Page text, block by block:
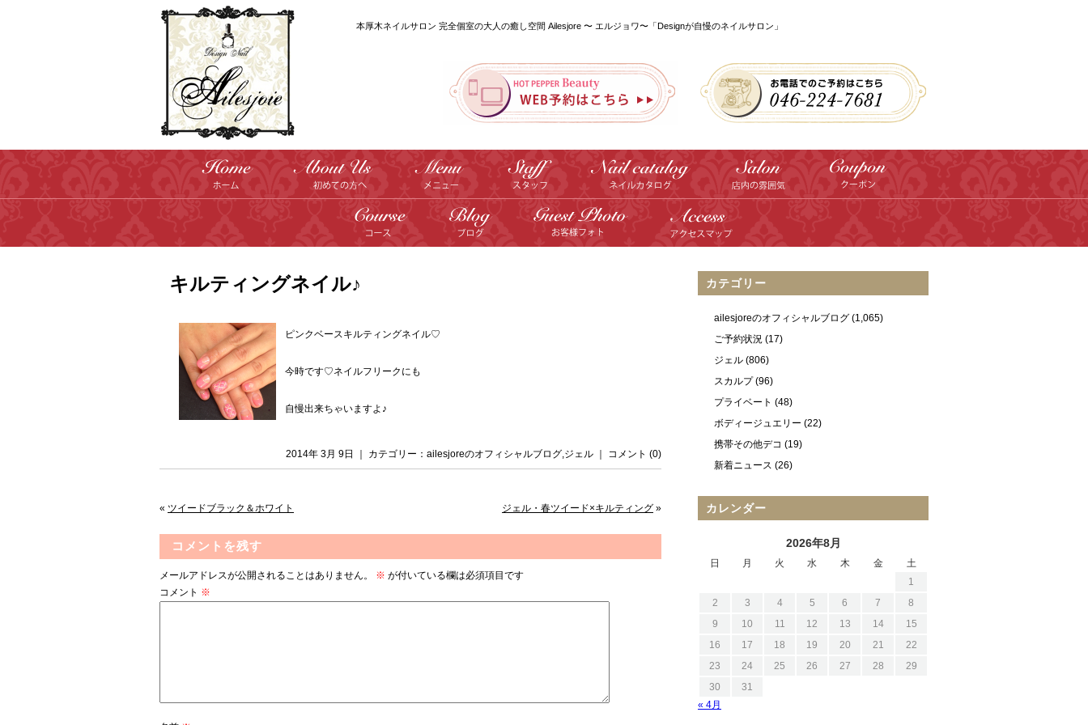
本厚木ネイルサロン 完全個室の大人の癒し空間 Ailesjore 〜 エルジョワ〜「Designが自慢のネイルサロン」
キルティングネイル♪
ピンクベースキルティングネイル♡
今時です♡ネイルフリークにも
自慢出来ちゃいますよ♪
2014年 3月 9日 ｜ カテゴリー： ailesjoreのオフィシャルブログ,ジェル コメント (0)
« ツイードブラック＆ホワイト ジェル・春ツイード×キルティング »
コメントを残す
メールアドレスが公開されることはありません。 ※ が付いている欄は必須項目です
コメント ※
カテゴリー
ailesjoreのオフィシャルブログ (1,065)
ご予約状況 (17)
ジェル (806)
スカルプ(96)
プライベート (48)
ボディージュエリー (22)
携帯その他デコ (19)
新着ニュース (26)
カレンダー
2026年8月
日 月 火 水 木 金
土
1
2
3 4 5 6 7
8
9
10 11 12 13 14
15
16
17 18 19 20 21
22
23
24 25 26 27 28
29
30
31
« 4月